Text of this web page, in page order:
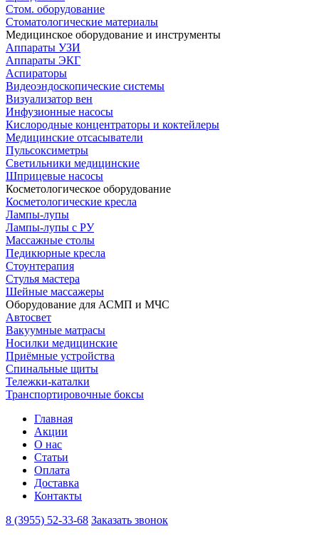
Стом. оборудование
Стоматологические материалы
Медицинское оборудование и инструменты
Аппараты УЗИ
Аппараты ЭКГ
Аспираторы
Видеоэндоскопические системы
Визуализатор вен
Инфузионные насосы
Кислородные концентраторы и коктейлеры
Медицинские отсасыватели
Пульсоксиметры
Светильники медицинские
Шприцевые насосы
Косметологическое оборудование
Косметологические кресла
Лампы-лупы
Лампы-лупы с РУ
Массажные столы
Педикюрные кресла
Стоунтерапия
Стулья мастера
Шейные массажеры
Оборудование для АСМП и МЧС
Автосвет
Вакуумные матрасы
Носилки медицинские
Приёмные устройства
Спинальные щиты
Тележки-каталки
Транспортировочные боксы
Главная
Акции
О нас
Статьи
Оплата
Доставка
Контакты
8 (3955) 52-33-68 Заказать звонок